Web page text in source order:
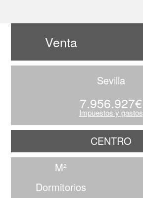
Venta
Sevilla
7.956.927€
Impuestos y gastos
CENTRO
M²
Dormitorios